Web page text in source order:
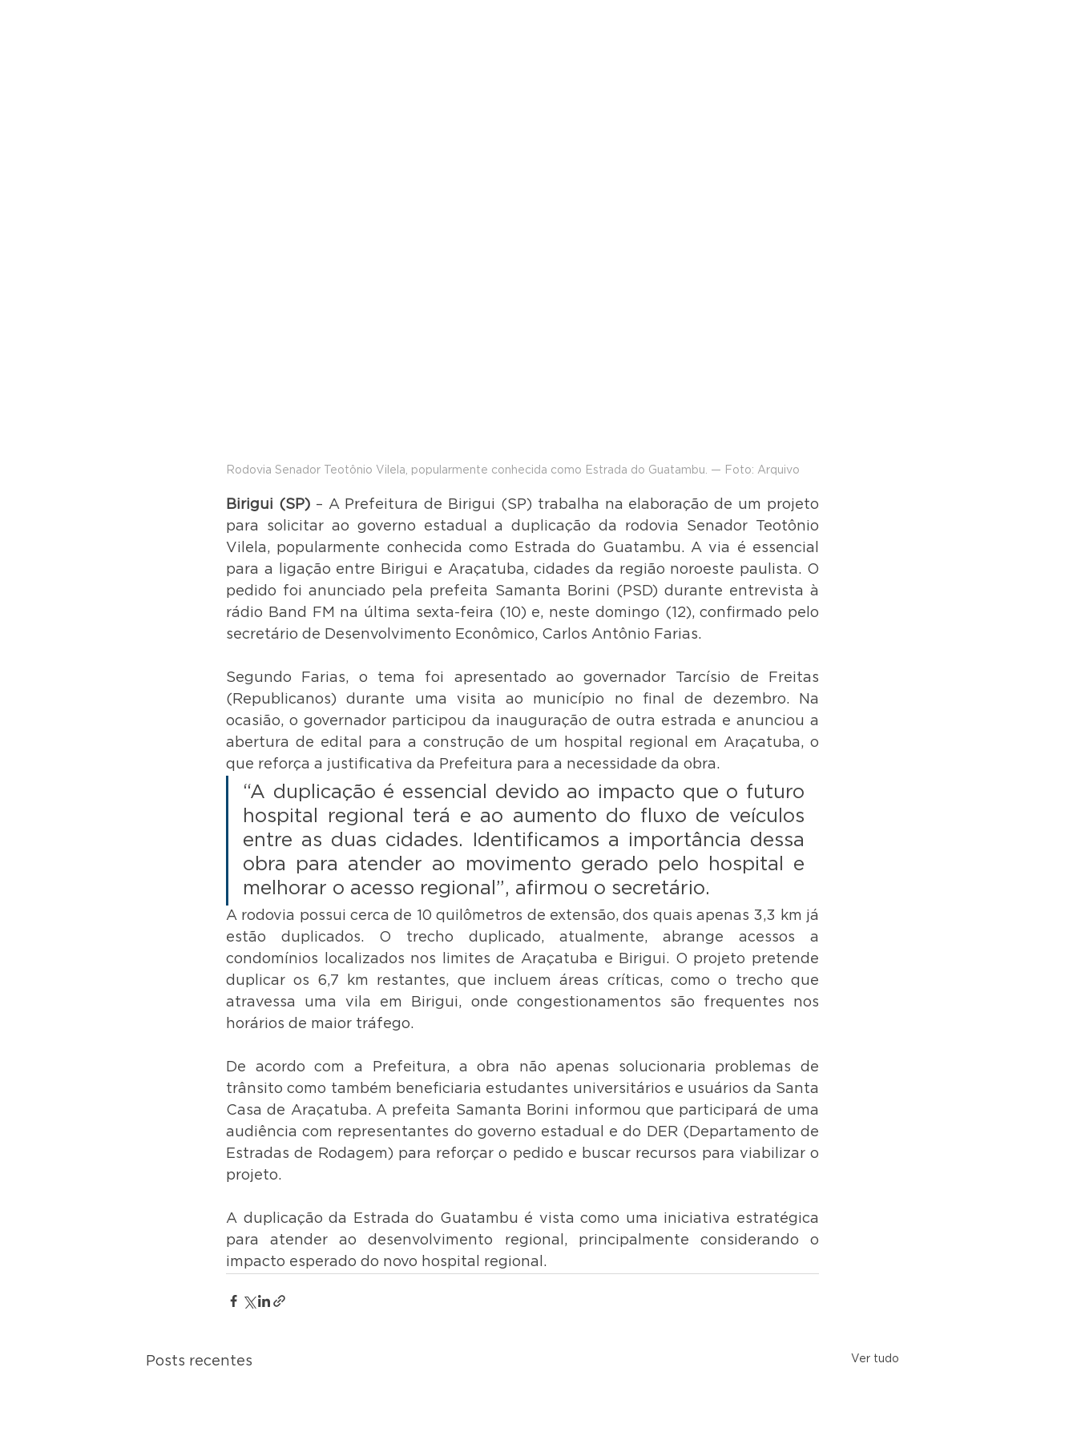
Rodovia Senador Teotônio Vilela, popularmente conhecida como Estrada do Guatambu. — Foto: Arquivo
Birigui (SP) – A Prefeitura de Birigui (SP) trabalha na elaboração de um projeto
para solicitar ao governo estadual a duplicação da rodovia Senador Teotônio
Vilela, popularmente conhecida como Estrada do Guatambu. A via é essencial
para a ligação entre Birigui e Araçatuba, cidades da região noroeste paulista. O
pedido foi anunciado pela prefeita Samanta Borini (PSD) durante entrevista à
rádio Band FM na última sexta-feira (10) e, neste domingo (12), confirmado pelo
secretário de Desenvolvimento Econômico, Carlos Antônio Farias.
Segundo Farias, o tema foi apresentado ao governador Tarcísio de Freitas
(Republicanos) durante uma visita ao município no final de dezembro. Na
ocasião, o governador participou da inauguração de outra estrada e anunciou a
abertura de edital para a construção de um hospital regional em Araçatuba, o
que reforça a justificativa da Prefeitura para a necessidade da obra.
“A duplicação é essencial devido ao impacto que o futuro
hospital regional terá e ao aumento do fluxo de veículos
entre as duas cidades. Identificamos a importância dessa
obra para atender ao movimento gerado pelo hospital e
melhorar o acesso regional”, afirmou o secretário.
A rodovia possui cerca de 10 quilômetros de extensão, dos quais apenas 3,3 km já
estão duplicados. O trecho duplicado, atualmente, abrange acessos a
condomínios localizados nos limites de Araçatuba e Birigui. O projeto pretende
duplicar os 6,7 km restantes, que incluem áreas críticas, como o trecho que
atravessa uma vila em Birigui, onde congestionamentos são frequentes nos
horários de maior tráfego.
De acordo com a Prefeitura, a obra não apenas solucionaria problemas de
trânsito como também beneficiaria estudantes universitários e usuários da Santa
Casa de Araçatuba. A prefeita Samanta Borini informou que participará de uma
audiência com representantes do governo estadual e do DER (Departamento de
Estradas de Rodagem) para reforçar o pedido e buscar recursos para viabilizar o
projeto.
A duplicação da Estrada do Guatambu é vista como uma iniciativa estratégica
para atender ao desenvolvimento regional, principalmente considerando o
impacto esperado do novo hospital regional.
Posts recentes Ver tudo